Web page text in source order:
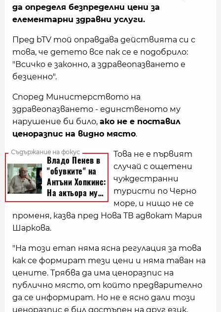
да определя безпределни цени за
елементарни здравни услуги.
Пред bTV той оправдава действията си с
това, че детето все пак се е подобрило:
"Всичко е законно, а здравеопазването е
безценно".
Според Министерството на
здравеопазването - единственото му
нарушение би било, ако не е поставил
ценоразпис на видно място.
Това не е първият
случай с ощетени
чуждестранни
туристи по Черно
море, и нищо не се
променя, казва пред Нова ТВ адвокат Мария
Шаркова.
"На този етап няма ясна регулация за това
как се формират тези цени и няма таван на
цените. Трябва да има ценоразпис на
публично място, от който предварително
да се информират. Но не е ясно дали този
ценоразпис е бил достъпен на друг език.